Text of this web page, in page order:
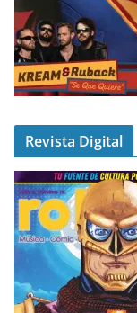
Revista Digital